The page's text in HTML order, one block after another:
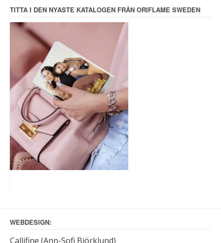
TITTA I DEN NYASTE KATALOGEN FRÅN ORIFLAME SWEDEN
WEBDESIGN:
Callifine (Ann-Sofi Björklund)